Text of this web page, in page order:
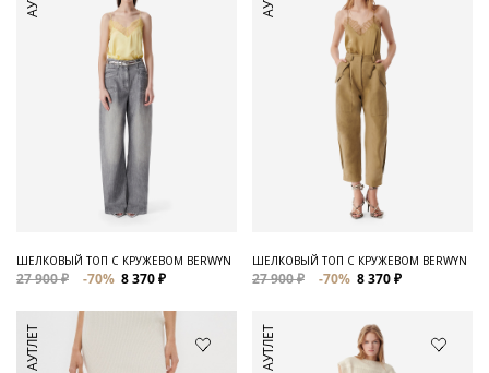
ШЕЛКОВЫЙ ТОП С КРУЖЕВОМ BERWYN
27 900 ₽ -70% 8 370 ₽
ШЕЛКОВЫЙ ТОП С КРУЖЕВОМ BERWYN
27 900 ₽ -70% 8 370 ₽
АУТЛЕТ АУТЛЕТ